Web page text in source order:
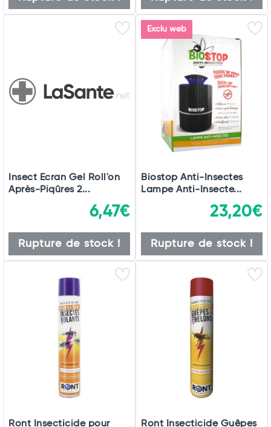
Insect Ecran Gel Roll'on
Après-Piqûres 2...
6,47€
Rupture de stock !
Exclu web
Biostop Anti-Insectes
Lampe Anti-Insecte...
23,20€
Rupture de stock !
Ront Insecticide pour Ront Insecticide Guêpes